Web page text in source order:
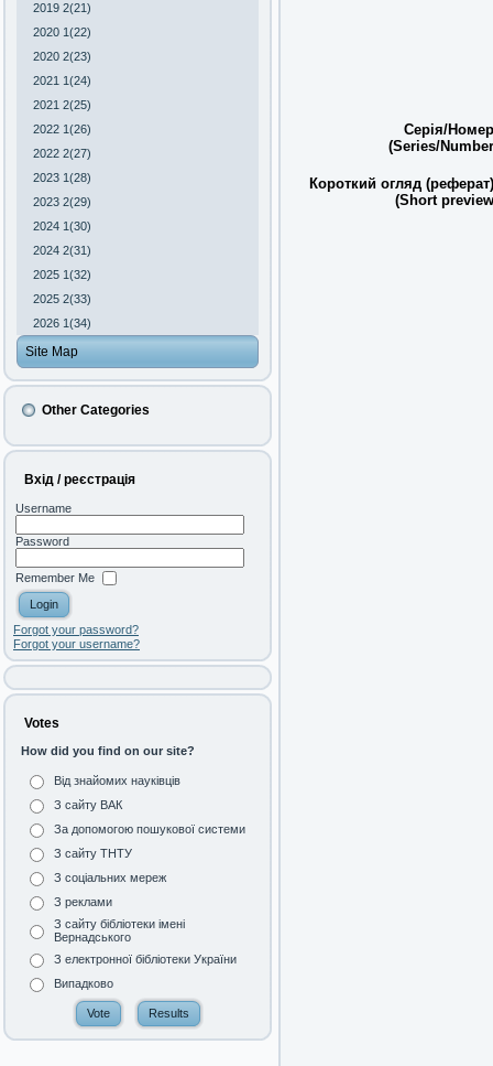
2019 2(21)
2020 1(22)
2020 2(23)
2021 1(24)
2021 2(25)
2022 1(26)
2022 2(27)
2023 1(28)
2023 2(29)
2024 1(30)
2024 2(31)
2025 1(32)
2025 2(33)
2026 1(34)
Site Map
Other Categories
Вхід / реєстрація
Username
Password
Remember Me
Forgot your password?
Forgot your username?
Votes
How did you find on our site?
Від знайомих науківців
З сайту ВАК
За допомогою пошукової системи
З сайту ТНТУ
З соціальних мереж
З реклами
З сайту бібліотеки імені
Вернадського
З електронної бібліотеки України
Випадково
Серія/
(Series/
Короткий огляд
(Short